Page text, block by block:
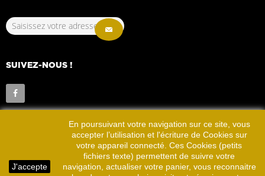
J'accepte
En poursuivant votre navigation sur ce site, vous
accepter l’utilisation et l'écriture de Cookies sur
votre appareil connecté. Ces Cookies (petits
fichiers texte) permettent de suivre votre
navigation, actualiser votre panier, vous reconnaitre
SUIVEZ-NOUS !
2022 © La ronde BretonneSite Réalisé parDallan
Créations